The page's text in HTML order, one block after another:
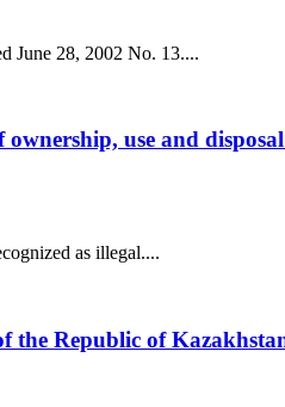
June 28, 2002 No. 13....
use and disposal
as illegal....
the Republic of